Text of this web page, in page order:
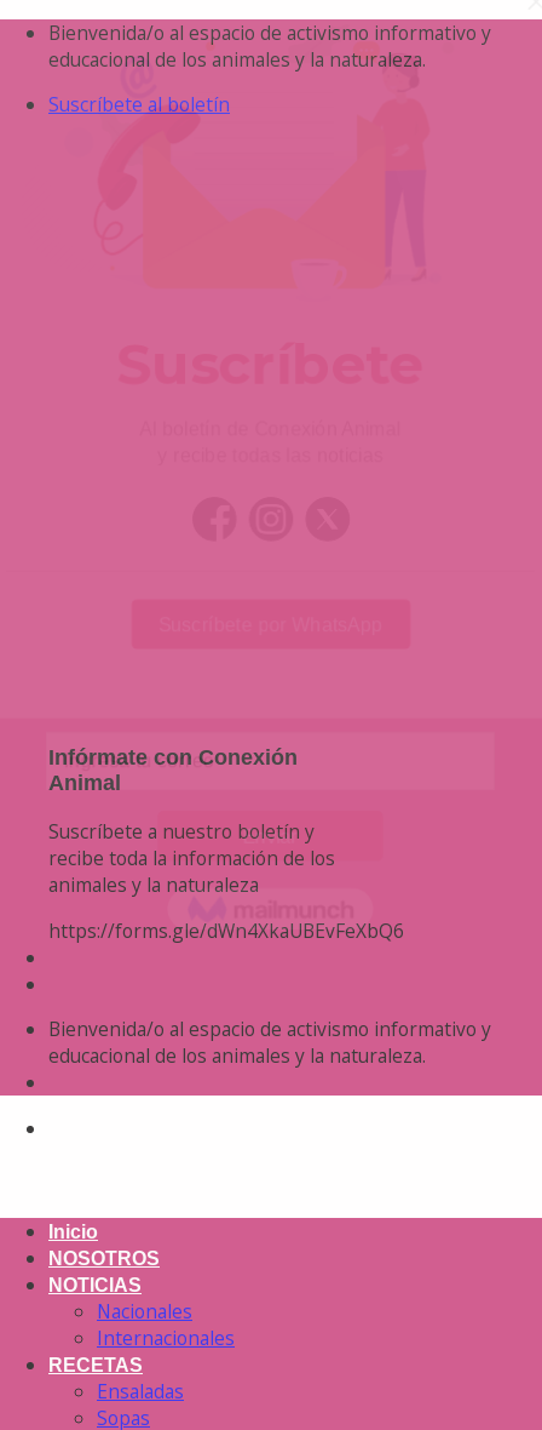
Saltar Bienvenida/o al espacio de activismo informativo y
educacional de los animales y la naturaleza.
Suscríbete al boletín
Infórmate con Conexión
Animal
Suscríbete a nuestro boletín y
recibe toda la información de los
animales y la naturaleza
https://forms.gle/dWn4XkaUBEvFeXbQ6
Bienvenida/o al espacio de activismo informativo y
educacional de los animales y la naturaleza.
Inicio
NOSOTROS
NOTICIAS
Nacionales
Internacionales
RECETAS
Ensaladas
Sopas